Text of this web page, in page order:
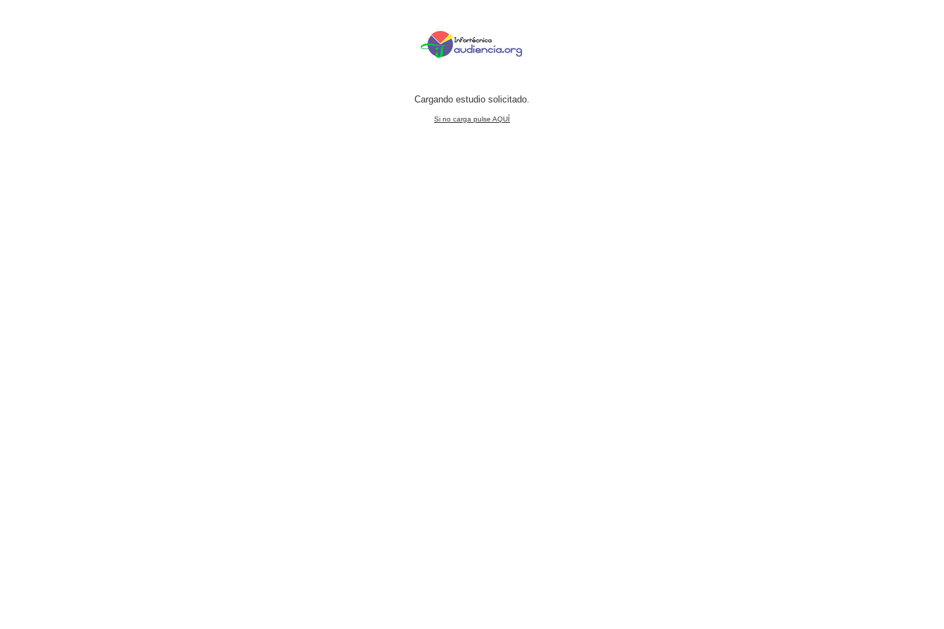
Cargando estudio solicitado.
Si no carga pulse AQUÍ